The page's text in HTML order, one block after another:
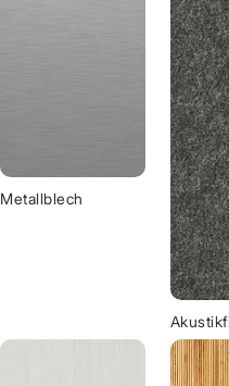
Metallblech